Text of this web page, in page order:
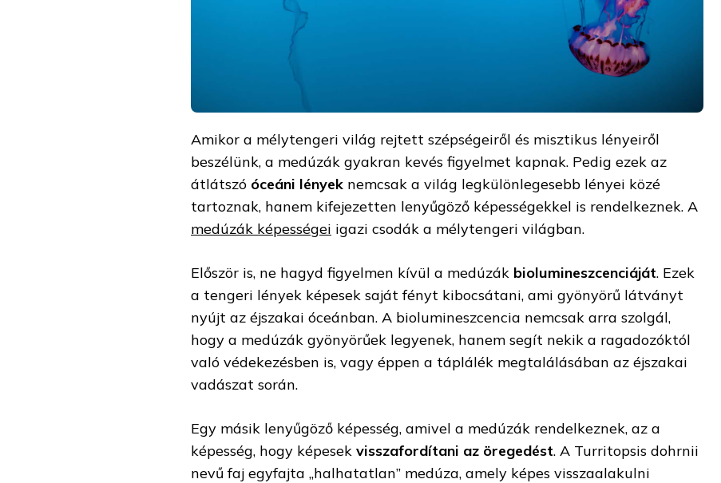
Amikor a mélytengeri világ rejtett szépségeiről és misztikus lényeiről
beszélünk, a medúzák gyakran kevés figyelmet kapnak. Pedig ezek az
átlátszó óceáni lények nemcsak a világ legkülönlegesebb lényei közé
tartoznak, hanem kifejezetten lenyűgöző képességekkel is rendelkeznek. A
medúzák képességei igazi csodák a mélytengeri világban.
Először is, ne hagyd figyelmen kívül a medúzák biolumineszcenciáját. Ezek
a tengeri lények képesek saját fényt kibocsátani, ami gyönyörű látványt
nyújt az éjszakai óceánban. A biolumineszcencia nemcsak arra szolgál,
hogy a medúzák gyönyörűek legyenek, hanem segít nekik a ragadozóktól
való védekezésben is, vagy éppen a táplálék megtalálásában az éjszakai
vadászat során.
Egy másik lenyűgöző képesség, amivel a medúzák rendelkeznek, az a
képesség, hogy képesek visszafordítani az öregedést. A Turritopsis dohrnii
nevű faj egyfajta „halhatatlan” medúza, amely képes visszaalakulni